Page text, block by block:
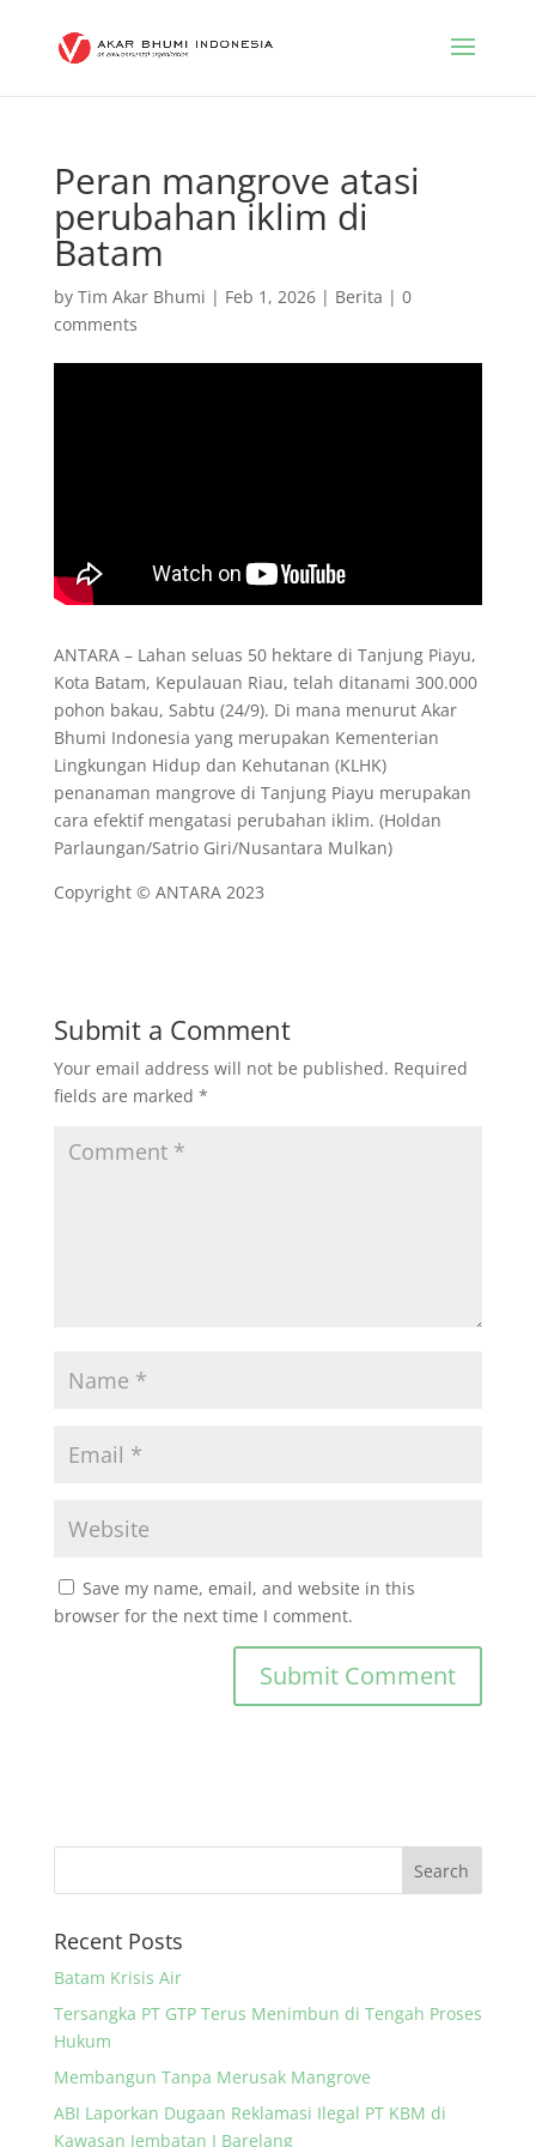
Peran mangrove atasi
perubahan iklim di
Batam
by Tim Akar Bhumi | Feb 1, 2026| Berita | 0
comments
ANTARA – Lahan seluas 50 hektare di Tanjung Piayu,
Kota Batam, Kepulauan Riau, telah ditanami 300.000
pohon bakau, Sabtu (24/9). Di mana menurut Akar
Bhumi Indonesia yang merupakan Kementerian
Lingkungan Hidup dan Kehutanan (KLHK)
penanaman mangrove di Tanjung Piayu merupakan
cara efektif mengatasi perubahan iklim. (Holdan
Parlaungan/Satrio Giri/Nusantara Mulkan)
Copyright © ANTARA 2023
Submit a Comment
Your email address will not be published. Required
fields are marked *
Save my name, email, and website in this
browser for the next time I comment.
Recent Posts
Batam Krisis Air
Tersangka PT GTP Terus Menimbun di Tengah Proses
Hukum
Membangun Tanpa Merusak Mangrove
ABI Laporkan Dugaan Reklamasi Ilegal PT KBM di
Kawasan Jembatan I Barelang